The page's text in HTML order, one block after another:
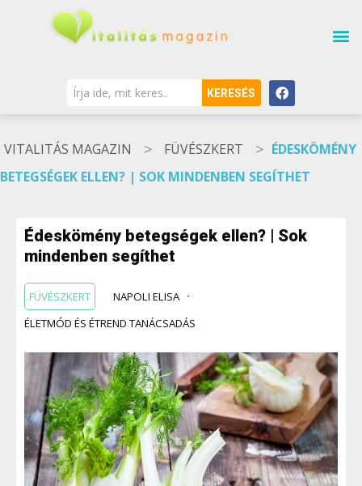
KERESÉS
VITALITÁS MAGAZIN > FÜVÉSZKERT > ÉDESKÖMÉNY
BETEGSÉGEK ELLEN? | SOK MINDENBEN SEGÍTHET
Édeskömény betegségek ellen? | Sok
mindenben segíthet
FÜVÉSZKERT
NAPOLI ELISA
ÉLETMÓD ÉS ÉTREND TANÁCSADÁS